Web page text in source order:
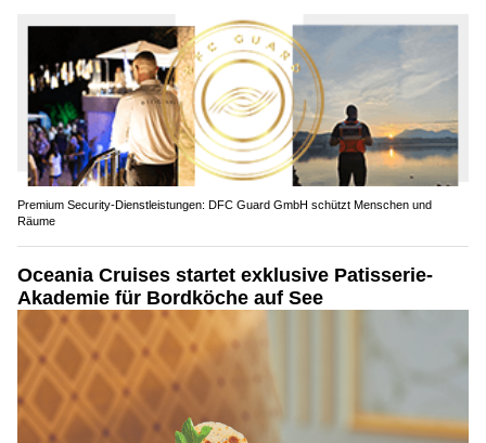
Premium Security-Dienstleistungen: DFC Guard GmbH schützt Menschen und
Räume
Oceania Cruises startet exklusive Patisserie-
Akademie für Bordköche auf See